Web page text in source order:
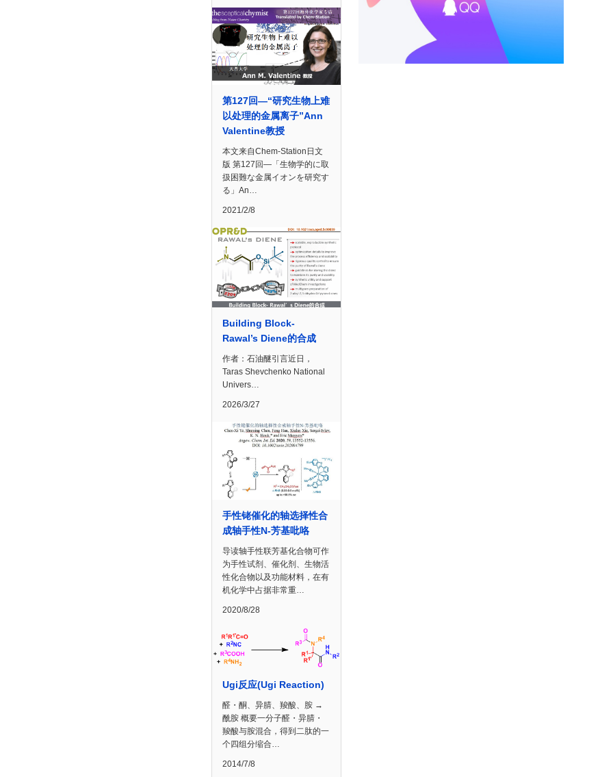
第127回—“研究生物上难
以处理的金属离子”Ann
Valentine教授
本文来自Chem-Station日文
版 第127回―「生物学的に取
扱困難な金属イオンを研究す
る」An…
2021/2/8
Building Block-
Rawal’s Diene的合成
作者：石油醚引言近日，
Taras Shevchenko National
Univers…
2026/3/27
手性铑催化的轴选择性合
成轴手性N-芳基吡咯
导读轴手性联芳基化合物可作
为手性试剂、催化剂、生物活
性化合物以及功能材料，在有
机化学中占据非常重…
2020/8/28
Ugi反应(Ugi Reaction)
醛・酮、异腈、羧酸、胺 →
酰胺 概要一分子醛・异腈・
羧酸与胺混合，得到二肽的一
个四组分缩合…
2014/7/8